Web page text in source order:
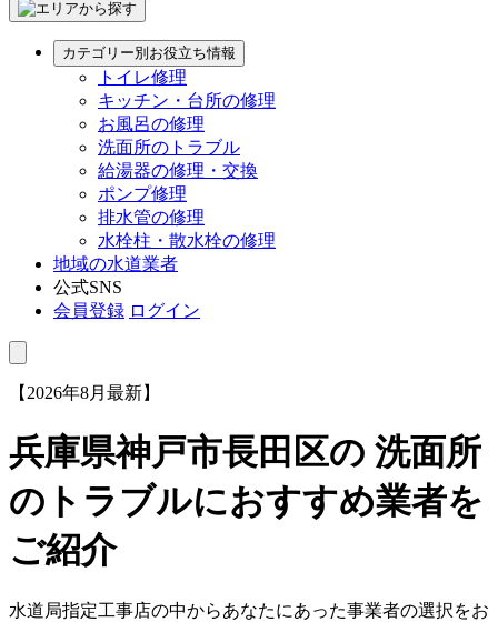
カテゴリー別お役立ち情報
トイレ修理
キッチン・台所の修理
お風呂の修理
洗面所のトラブル
給湯器の修理・交換
ポンプ修理
排水管の修理
水栓柱・散水栓の修理
地域の水道業者
公式SNS
会員登録 ログイン
【2026年8月最新】
兵庫県神戸市長田区の 洗面所
のトラブルにおすすめ業者を
ご紹介
水道局指定工事店の中からあなたにあった事業者の選択をお